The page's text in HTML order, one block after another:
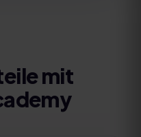
mit